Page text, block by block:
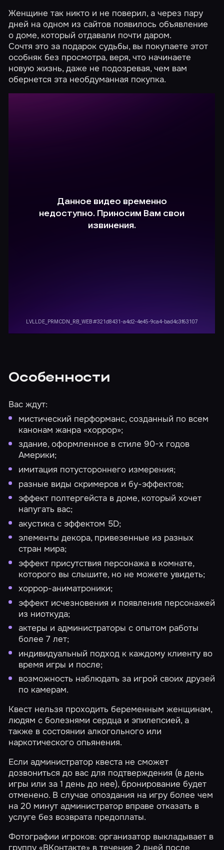
Женщине так никто и не поверил, а через пару
дней на одном из сайтов появилось объявление
о доме, который отдавали почти даром.
Сочтя это за подарок судьбы, вы покупаете этот
особняк без просмотра, веря, что начинаете
новую жизнь, даже не подозревая, чем вам
обернется эта необдуманная покупка.
Особенности
Вас ждут:
мистический перформанс, созданный по всем
канонам жанра «хоррор»;
здание, оформленное в стиле 90-х годов
Америки;
имитация потустороннего измерения;
разные виды скримеров и бу-эффектов;
эффект полтергейста в доме, который хочет
напугать вас;
акустика с эффектом 5D;
элементы декора, привезенные из разных
стран мира;
эффект присутствия персонажа в комнате,
которого вы слышите, но не можете увидеть;
хоррор-аниматроники;
эффект исчезновения и появления персонажей
из ниоткуда;
актеры и администраторы с опытом работы
более 7 лет;
индивидуальный подход к каждому клиенту во
время игры и после;
возможность наблюдать за игрой своих друзей
по камерам.
Квест нельзя проходить беременным женщинам,
людям с болезнями сердца и эпилепсией, а
также в состоянии алкогольного или
наркотического опьянения.
Если администратор квеста не сможет
дозвониться до вас для подтверждения (в день
игры или за 1 день до нее), бронирование будет
отменено. В случае опоздания на игру более чем
на 20 минут администратор вправе отказать в
услуге без возврата предоплаты.
Фотографии игроков: организатор выкладывает в
группу «ВКонтакте» в течение 2 дней после